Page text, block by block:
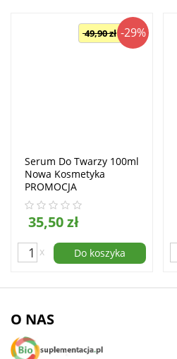
-29%
Serum Do Twarzy 100ml
Nowa Kosmetyka
PROMOCJA
35,50 zł
49,90 zł
x Do koszyka
O NAS